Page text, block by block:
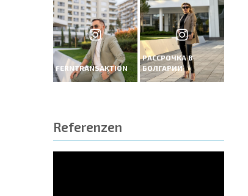
FERNTRANSAKTION
РАССРОЧКА В
БОЛГАРИИ
Referenzen